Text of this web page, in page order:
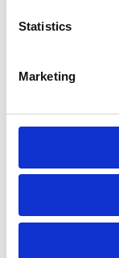
Statistics
Marketing
Una gestione
processo di
sistema di
e liberare il
garantendo una
catena di